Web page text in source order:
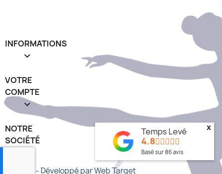
INFORMATIONS

VOTRE
COMPTE

NOTRE
SOCIÉTÉ
© 2026 - Développé par Web Target
Temps Levé
4.8
Basé sur86avis
x